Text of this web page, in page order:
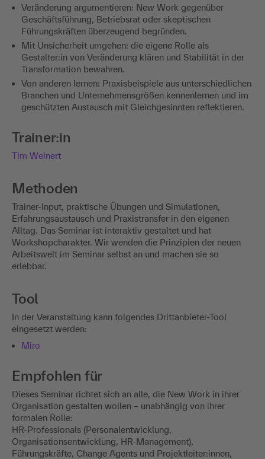
Veränderung argumentieren: New Work gegenüber
Geschäftsführung, Betriebsrat oder skeptischen
Führungskräften überzeugend begründen.
Mit Unsicherheit umgehen: die eigene Rolle als
Gestalter:in von Veränderung klären und Stabilität in der
Transformation bewahren.
Von anderen lernen: Praxisbeispiele aus unterschiedlichen
Branchen und Unternehmensgrößen kennenlernen und im
geschützten Austausch mit Gleichgesinnten reflektieren.
Trainer:in
Tim Weinert
Methoden
Trainer-Input, praktische Übungen und Simulationen,
Erfahrungsaustausch und Praxistransfer in den eigenen
Alltag. Das Seminar ist interaktiv gestaltet und hat
Workshopcharakter. Wir wenden die Prinzipien der neuen
Arbeitswelt im Seminar selbst an und machen sie so
erlebbar.
Tool
In der Veranstaltung kann folgendes Drittanbieter-Tool
eingesetzt werden:
Miro
Empfohlen für
Dieses Seminar richtet sich an alle, die New Work in ihrer
Organisation gestalten wollen – unabhängig von ihrer
formalen Rolle:
HR-Professionals (Personalentwicklung,
Organisationsentwicklung, HR-Management),
Führungskräfte, Change Agents und Projektleiter:innen,